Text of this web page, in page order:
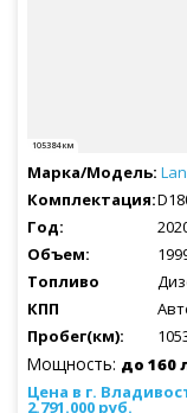
105384 км
Мощность: до 160
2.791.000 руб.